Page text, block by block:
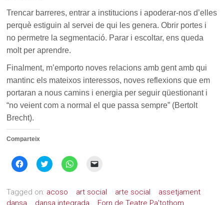
Trencar barreres, entrar a institucions i apoderar-nos d’elles
perquè estiguin al servei de qui les genera. Obrir portes i
no permetre la segmentació. Parar i escoltar, ens queda
molt per aprendre.
Finalment, m’emporto noves relacions amb gent amb qui
mantinc els mateixos interessos, noves reflexions que em
portaran a nous camins i energia per seguir qüestionant i
“no veient com a normal el que passa sempre” (Bertolt
Brecht).
Comparteix
Feu
clic
al
Facebook
(S'obre
Feu
clic
al
Twitter
(S'obre
Feu
clic
al
WhatsApp
(S'obre
un
enllaç
per
Tagged on: acoso art social arte social
assetjament
dansa
dansa integrada
Forn de Teatre Pa'tothom